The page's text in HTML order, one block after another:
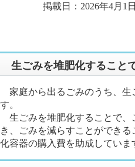
掲載日：2026年4月1
生ごみを堆肥化すること
家庭から出るごみのうち、生
す。
生ごみを堆肥化することで、
き、ごみを減らすことができ
化容器の購入費を助成していま